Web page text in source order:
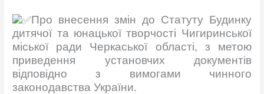
Про внесення змін до Статуту Будинку
дитячої та юнацької творчості Чигиринської
міської ради Черкаської області, з метою
приведення установчих документів
відповідно з вимогами чинного
законодавства України.